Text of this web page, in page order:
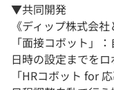
▼共同開発
《ディップ株式会社
「面接コボット」
日時の設定までを
「HRコボット for